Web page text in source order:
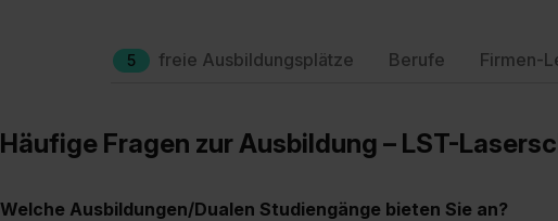
5 freie Ausbildungsplätze Berufe Firmen-
Häufige Fragen zur Ausbildung – LST-
Welche Ausbildungen/Dualen Studiengänge bieten Sie an?